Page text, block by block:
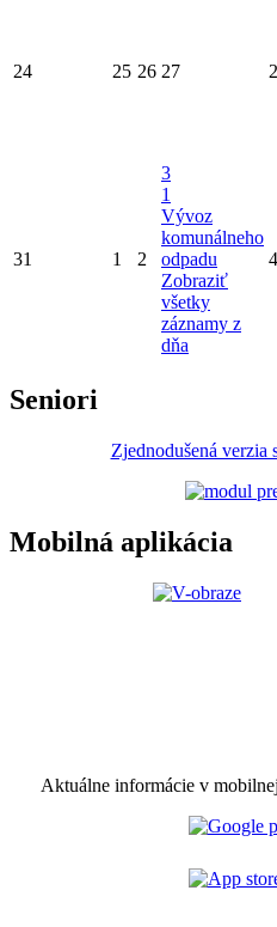
24 25 26 27
31 1 2
3
1
Vývoz
komunálneho
odpadu
Zobraziť
všetky
záznamy z
dňa
4
Seniori
Zjednodušená verzia
Mobilná aplikácia
Aktuálne informácie v